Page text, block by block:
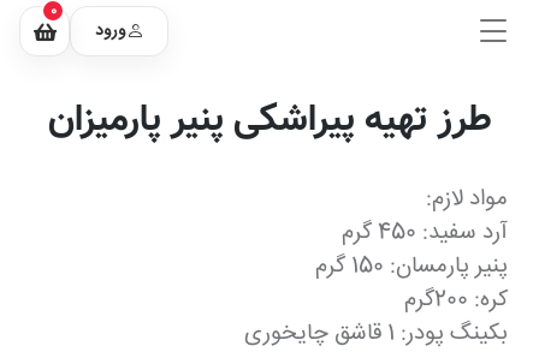
ورود
0
طرز تهیه پیراشکی پنیر پارمیزان
مواد لازم:
آرد سفید: 450 گرم
پنیر پارمسان: 150 گرم
کره: 200گرم
بکینگ پودر: 1 قاشق چایخوری